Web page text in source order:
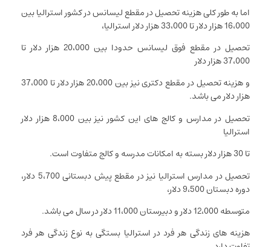
اما به طور کلی هزینه تحصیل در مقطع لیسانس در کشور استرالیا بین
16،000 هزار دلار تا 33،000 هزار دلار استرالیا،
تحصیل در مقطع فوق لیسانس حدودا بین 20،000 هزار دلار تا
37،000 هزار دلار
و هزینه تحصیل در مقطع دکتری نیز بین 20،000 هزار دلار تا 37،000
هزار دلار می باشد.
تحصیل در مدارس و کالج های این کشور نیز بین 8،000 هزار دلار
استرالیا
تا 30 هزار دلار بسته به امکانات مدرسه و کالج متفاوت است.
تحصیل در مدارس استرالیا نیز در مقطع پیش دبستانی 5،700 دلار،
دوره دبستان 9،500 دلار،
متوسطه 12،000 دلار و دبیرستان 11،000 دلار در سال می باشد.
هزینه های زندگی هر فرد در استرالیا بستگی به نوع زندگی هر فرد